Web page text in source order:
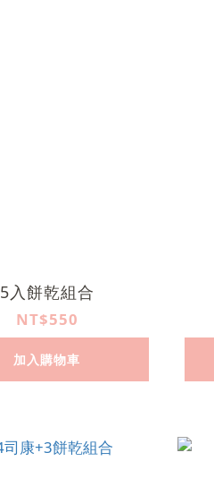
5入餅乾組合
NT$550
加入購物車